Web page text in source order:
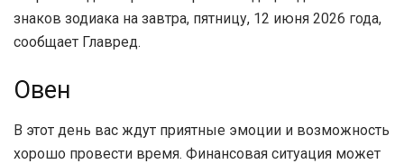
знаков зодиака на завтра, пятницу, 12 июня 2026 года,
сообщает Главред.
Овен
В этот день вас ждут приятные эмоции и возможность
хорошо провести время. Финансовая ситуация может